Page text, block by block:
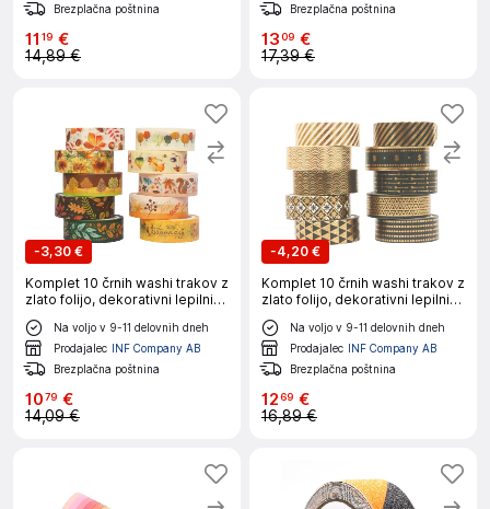
Brezplačna poštnina
11 19 €
14,89 €
Brezplačna poštnina
1309 €
17,39 €
-3,30 €
Komplet 10 črnih washi trakov z
zlato folijo, dekorativni lepilni
trak Multicolor1
Na voljo v 9-11 delovnih dneh
Prodajalec INF Company AB
Brezplačna poštnina
1079 €
14,09 €
-4,20 €
Komplet 10 črnih washi trakov z
zlato folijo, dekorativni lepilni
trak Gold
Na voljo v 9-11 delovnih dneh
Prodajalec INF Company AB
Brezplačna poštnina
1269 €
16,89 €